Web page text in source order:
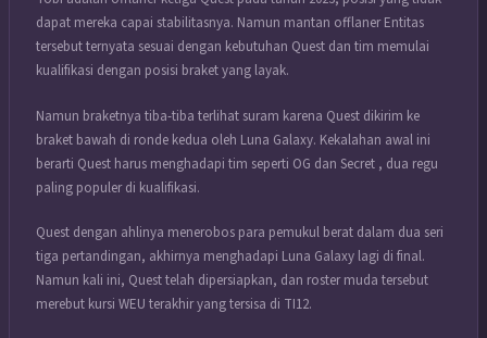
dapat mereka capai stabilitasnya. Namun mantan offlaner Entitas
tersebut ternyata sesuai dengan kebutuhan Quest dan tim memulai
kualifikasi dengan posisi braket yang layak.
Namun braketnya tiba-tiba terlihat suram karena Quest dikirim ke
braket bawah di ronde kedua oleh Luna Galaxy. Kekalahan awal ini
berarti Quest harus menghadapi tim seperti OG dan Secret , dua regu
paling populer di kualifikasi.
Quest dengan ahlinya menerobos para pemukul berat dalam dua seri
tiga pertandingan, akhirnya menghadapi Luna Galaxy lagi di final.
Namun kali ini, Quest telah dipersiapkan, dan roster muda tersebut
merebut kursi WEU terakhir yang tersisa di TI12.